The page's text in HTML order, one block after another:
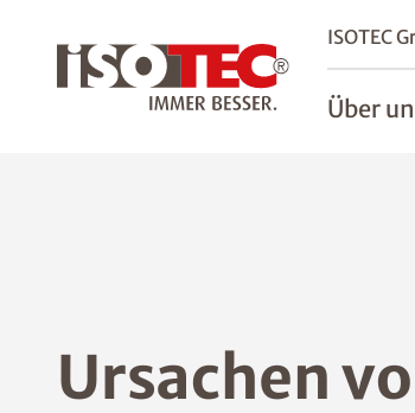
ISOTEC
Über
Ursachen